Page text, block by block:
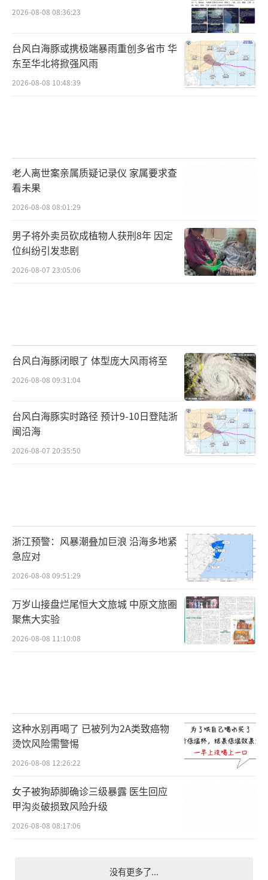
2026-08-08 08:36:23
台风白海豚或携极端暴雨重创多省市 华
东至华北将掀强风雨
2026-08-08 10:48:39
老人离世案亲属质疑记录仪 家属要求查
看未果
2026-08-08 08:01:29
男子将外卖员砍成植物人获刑8年 因定
位纠纷引发悲剧
2026-08-07 23:05:06
台风白海豚闭眼了 体型庞大风雨将至
2026-08-08 09:31:04
台风白海豚实时路径 预计9-10日登陆浙
闽沿海
2026-08-07 20:35:50
浙江预警：风暴潮叠加巨浪 沿海多地紧
急应对
2026-08-08 09:51:29
万岁山接盘烂尾恒大文旅城 中原文旅圈
聚焦大实验
2026-08-08 11:10:08
这种水别再喝了 已被列为2A类致癌物
烫饮风险需警惕
2026-08-08 12:26:22
女子被狗舔脚确诊三级暴露 医生回应
甲沟炎破损致风险升级
2026-08-08 08:17:06
没有更多了...